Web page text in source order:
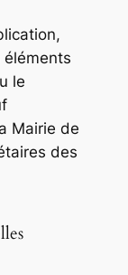
le
Mairie de
des